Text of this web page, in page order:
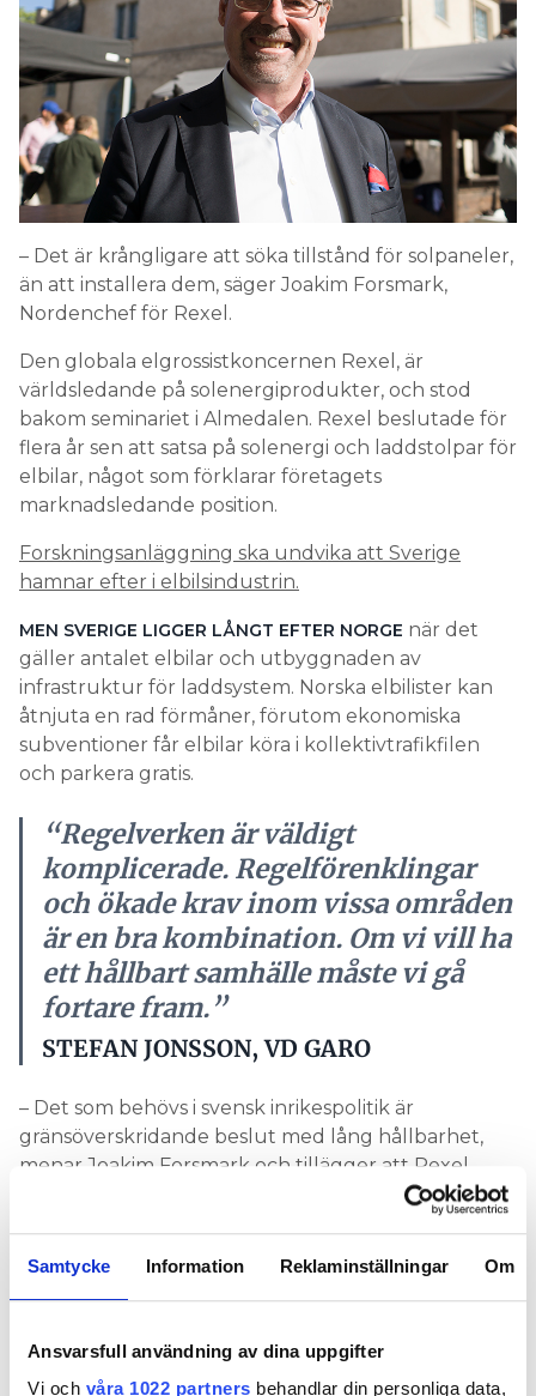
Samtycke Information Reklaminställningar Om
Ansvarsfull användning av dina uppgifter
Vi och våra 1022 partners behandlar din personliga data,
– Det är krångligare att söka tillstånd för solpaneler,
än att installera dem, säger Joakim Forsmark,
Nordenchef för Rexel.
Den globala elgrossistkoncernen Rexel, är
världsledande på solenergiprodukter, och stod
bakom seminariet i Almedalen. Rexel beslutade för
flera år sen att satsa på solenergi och laddstolpar för
elbilar, något som förklarar företagets
marknadsledande position.
Forskningsanläggning ska undvika att Sverige
hamnar efter i elbilsindustrin.
MEN SVERIGE LIGGER LÅNGT EFTER NORGE när det
gäller antalet elbilar och utbyggnaden av
infrastruktur för laddsystem. Norska elbilister kan
åtnjuta en rad förmåner, förutom ekonomiska
subventioner får elbilar köra i kollektivtrafikfilen
och parkera gratis.
“Regelverken är väldigt
komplicerade. Regelförenklingar
och ökade krav inom vissa områden
är en bra kombination. Om vi vill ha
ett hållbart samhälle måste vi gå
fortare fram.”
STEFAN JONSSON, VD GARO
– Det som behövs i svensk inrikespolitik är
gränsöverskridande beslut med lång hållbarhet,
menar Joakim Forsmark och tillägger att Rexel
fördubblar volymen på solenergiprodukter varje år.
Joakim Forsmark nämner Teslas grundare Elon
Musk flera gånger:
hög tid att ta på allvar. Tack vare Elon Musk har
batteritekniken blivit allt enklare och